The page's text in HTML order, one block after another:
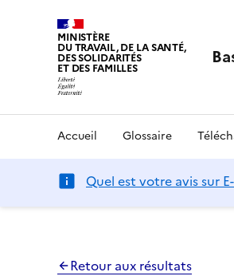
MINISTÈRE
DU TRAVAIL, DE LA SANTÉ,
DES SOLIDARITÉS
ET DES FAMILLES
Accueil Glossaire
Quel est votre avis sur
Retour aux résultats